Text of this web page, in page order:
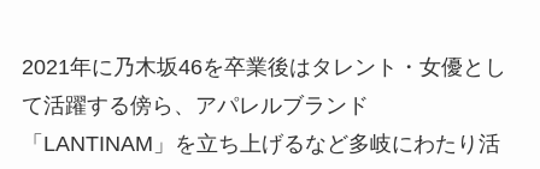
2021年に乃木坂46を卒業後はタレント・女優とし
て活躍する傍ら、アパレルブランド
「LANTINAM」を立ち上げるなど多岐にわたり活